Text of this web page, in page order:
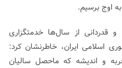
اوج برسیم.
قدردانی از سال‌ها خدمتگزاری
اسلامی ایران، خاطرنشان کرد:
و اندیشه که ماحصل سالیان